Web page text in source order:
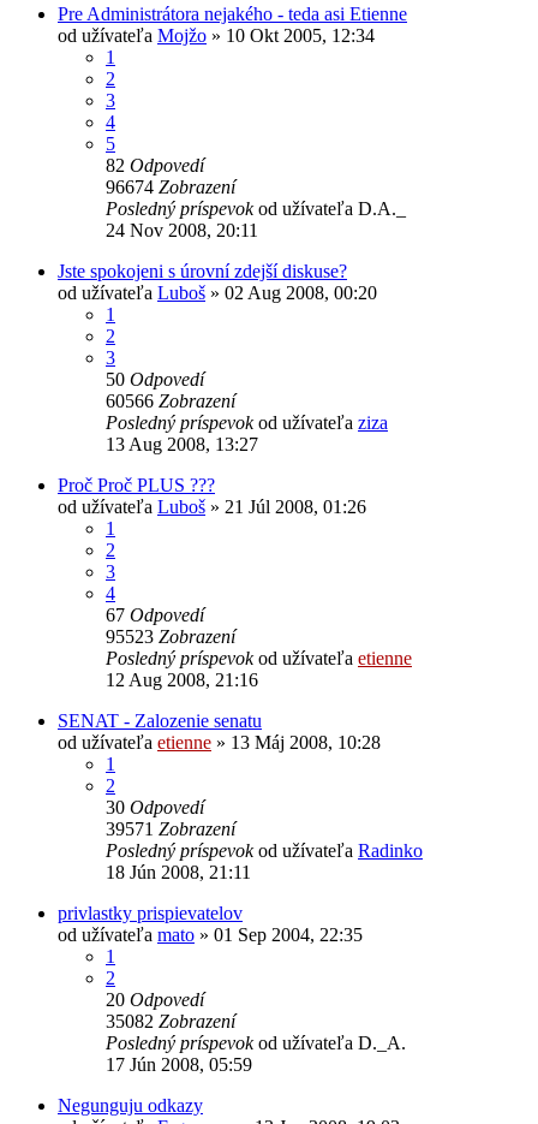
Pre Administrátora nejakého - teda asi Etienne
od užívateľa Mojžo » 10 Okt 2005, 12:34
1
2
3
4
5
82 Odpovedí
96674 Zobrazení
Posledný príspevokod užívateľa D.A._
24 Nov 2008, 20:11
Jste spokojeni s úrovní zdejší diskuse?
od užívateľa Luboš » 02 Aug 2008, 00:20
1
2
3
50 Odpovedí
60566 Zobrazení
Posledný príspevokod užívateľa ziza
13 Aug 2008, 13:27
Proč Proč PLUS ???
od užívateľa Luboš » 21 Júl 2008, 01:26
1
2
3
4
67 Odpovedí
95523 Zobrazení
Posledný príspevokod užívateľa etienne
12 Aug 2008, 21:16
SENAT - Zalozenie senatu
od užívateľa etienne » 13 Máj 2008, 10:28
1
2
30 Odpovedí
39571 Zobrazení
Posledný príspevokod užívateľa Radinko
18 Jún 2008, 21:11
privlastky prispievatelov
od užívateľa mato » 01 Sep 2004, 22:35
1
2
20 Odpovedí
35082 Zobrazení
Posledný príspevokod užívateľa D._A.
17 Jún 2008, 05:59
Negunguju odkazy